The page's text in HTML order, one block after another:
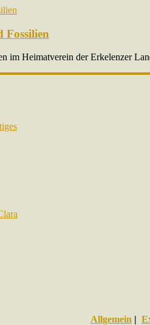
Fossilien
im Heimatverein der Erkelenzer
Allgemein |